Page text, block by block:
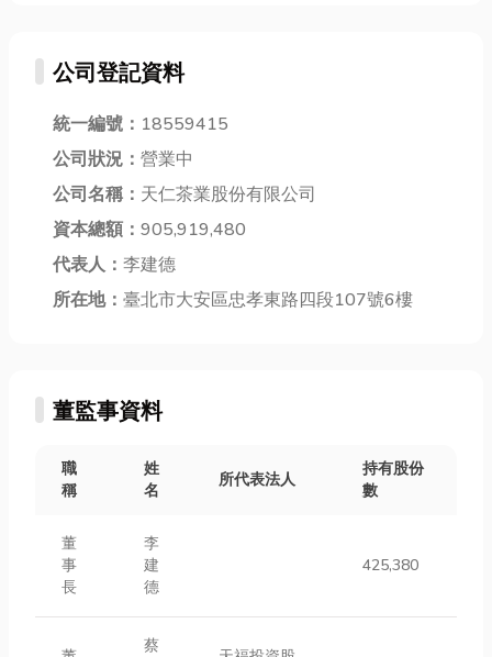
公司登記資料
統一編號： 18559415
公司狀況： 營業中
公司名稱： 天仁茶業股份有限公司
資本總額： 905,919,480
代表人： 李建德
所在地： 臺北市大安區忠孝東路四段107號6樓
董監事資料
職
稱
姓
名
所代表法人
持有股份
數
董
事
長
李
建
德
425,380
蔡